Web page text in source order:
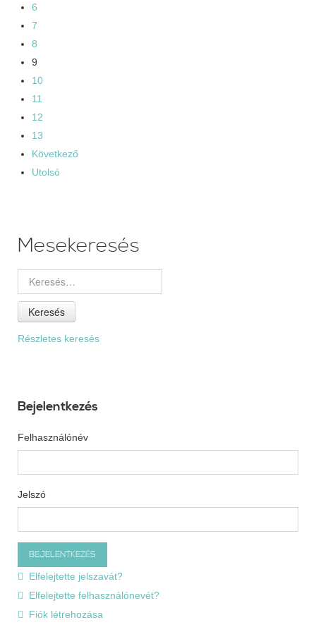
6
7
8
9
10
11
12
13
Következő
Utolsó
Mesekeresés
Keresés
Részletes keresés
Bejelentkezés
Felhasználónév
Jelszó
Elfelejtette jelszavát?
Elfelejtette felhasználónevét?
Fiók létrehozása